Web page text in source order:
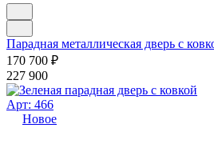
Парадная металлическая дверь с
170 700 ₽
227 900
Арт: 466
Новое